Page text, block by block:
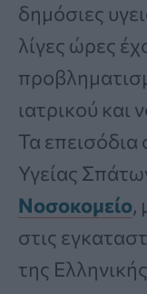
δημόσιες
λίγες ώρες
ιατρικού
Τα
Υγείας
Νοσοκομείο,
στις
της